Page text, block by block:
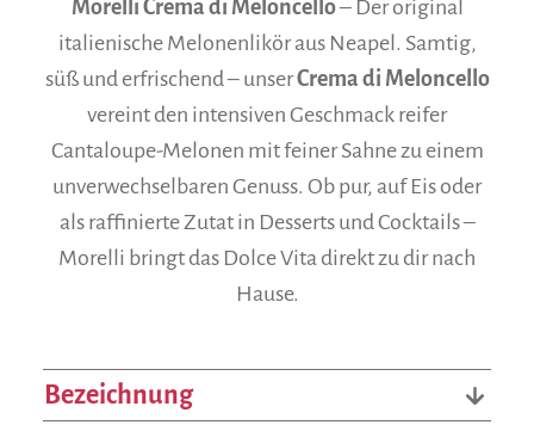
Morelli Crema di Meloncello– Der original
italienische Melonenlikör aus Neapel. Samtig,
süß und erfrischend – unserCrema di Meloncello
vereint den intensiven Geschmack reifer
Cantaloupe-Melonen mit feiner Sahne zu einem
unverwechselbaren Genuss. Ob pur, auf Eis oder
als raffinierte Zutat in Desserts und Cocktails –
Morelli bringt das Dolce Vita direkt zu dir nach
Hause.
Bezeichnung